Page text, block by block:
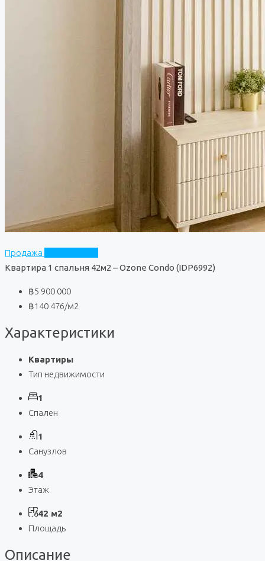
Продажа
Квартира 1 спальня 42м2 – Ozone Condo (IDP6992)
฿5 900 000
฿140 476/м2
Характеристики
Квартиры
Тип недвижимости
1
Спален
1
Санузлов
4
Этаж
42 м2
Площадь
Описание